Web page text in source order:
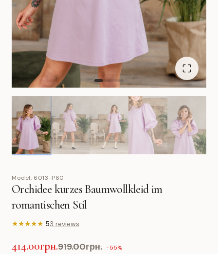
Model: 6013-P60
Orchidee kurzes Baumwollkleid im
romantischen Stil
★★★★★ 53 reviews
414.00грн.919.00грн. -55%